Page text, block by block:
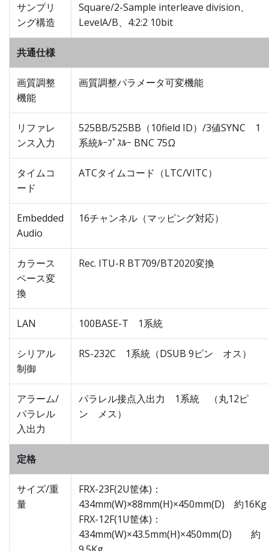
サンプリ
ング構造
Square/2-Sample interleave division、
LevelA/B、4:2:2 10bit
共通仕様
画質調整
機能
画質調整パラメータ可変機能
リファレ
ンス入力
525BB/525BB（10field ID）/3値SYNC 1
系統ﾙｰﾌﾟｽﾙｰ BNC 75Ω
タイムコ
ード
ATCタイムコード（LTC/VITC）
Embedded
Audio
16チャンネル（マッピング対応）
カラース
ペース変
換
Rec. ITU-R BT709/BT2020変換
LAN 100BASE-T 1系統
シリアル
制御
RS-232C 1系統（DSUB 9ピン オス）
アラーム/
パラレル
入出力
パラレル接点入出力 1系統 （丸12ピ
ン メス）
定格
サイズ/重
量
FRX-23F(2U筐体)：
434mm(W)×88mm(H)×450mm(D) 約16Kg
FRX-12F(1U筐体)：
434mm(W)×43.5mm(H)×450mm(D) 約